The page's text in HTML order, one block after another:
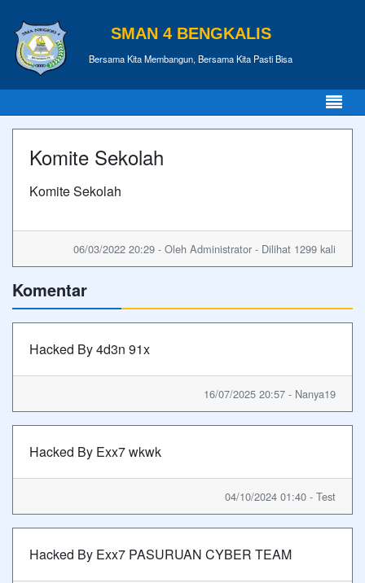
SMAN 4 BENGKALIS
Bersama Kita Membangun, Bersama Kita Pasti Bisa
Komite Sekolah
Komite Sekolah
06/03/2022 20:29 - Oleh Administrator - Dilihat 1299 kali
Komentar
Hacked By 4d3n 91x
16/07/2025 20:57 - Nanya19
Hacked By Exx7 wkwk
04/10/2024 01:40 - Test
Hacked By Exx7 PASURUAN CYBER TEAM